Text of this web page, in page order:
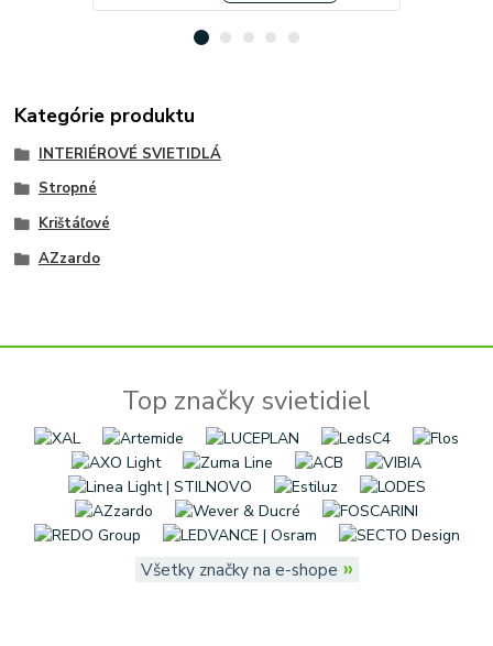
Kategórie produktu
INTERIÉROVÉ SVIETIDLÁ
Stropné
Krištáľové
AZzardo
Top značky svietidiel
Všetky značky na e-shope »